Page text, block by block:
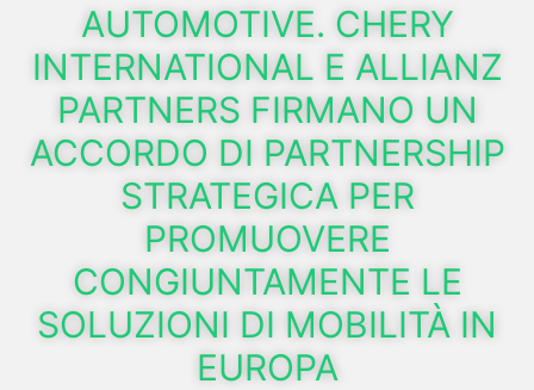
AUTOMOTIVE. CHERY
INTERNATIONAL E ALLIANZ
PARTNERS FIRMANO UN
ACCORDO DI PARTNERSHIP
STRATEGICA PER
PROMUOVERE
CONGIUNTAMENTE LE
SOLUZIONI DI MOBILITÀ IN
EUROPA